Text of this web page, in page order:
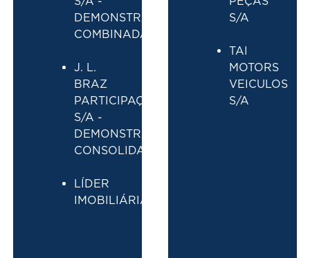
DEMONSTRAÇÕES
COMBINADAS
J. L.
BRAZ
PARTICIPAÇÕES
S/A -
DEMONSTRAÇÕES
CONSOLIDADAS
LÍDER
IMOBILIÁRIA S/A
S/A
TAI
MOTORS
VEICULOS
S/A